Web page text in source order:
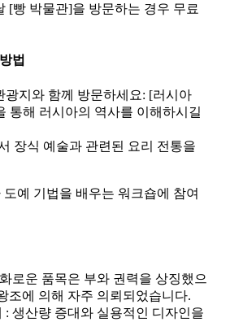
[빵 박물관]을 방문하는 경우 무료
법
광지와 함께 방문하세요: [러시아
통해 러시아의 역사를 이해하시길
장식 예술과 관련된 요리 전통을
예 기법을 배우는 워크숍에 참여
로운 품목은 부와 권력을 상징했으
조에 의해 자주 의뢰되었습니다.
: 생산량 증대와 실용적인 디자인을